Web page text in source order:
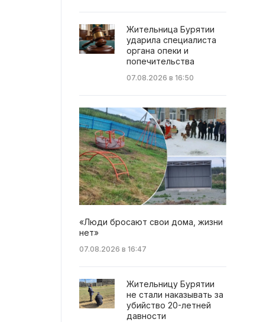
Жительница Бурятии
ударила специалиста
органа опеки и
попечительства
07.08.2026 в 16:50
«Люди бросают свои дома, жизни
нет»
07.08.2026 в 16:47
Жительницу Бурятии
не стали наказывать за
убийство 20-летней
давности